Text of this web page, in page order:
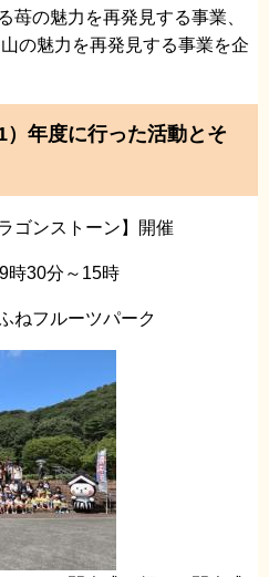
苺の魅力を再発見する事業、
の魅力を再発見する事業を企
年度に行った活動とそ
ゴンストーン】開催
30分～15時
フルーツパーク